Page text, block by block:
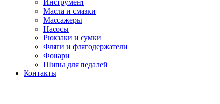
Инструмент
Масла и смазки
Массажеры
Насосы
Рюкзаки и сумки
Фляги и флягодержатели
Фонари
Шипы для педалей
Контакты